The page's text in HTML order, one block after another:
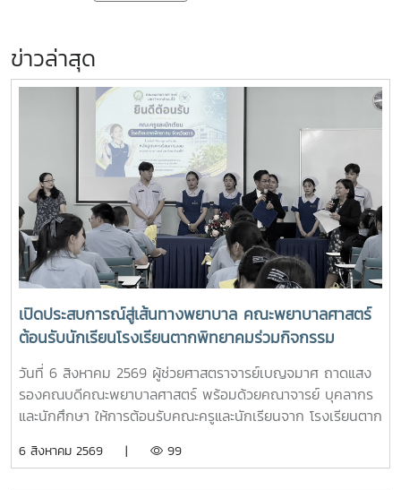
ข่าวล่าสุด
เปิดประสบการณ์สู่เส้นทางพยาบาล คณะพยาบาลศาสตร์
ต้อนรับนักเรียนโรงเรียนตากพิทยาคมร่วมกิจกรรม
"Future Nurse Portfolio"
วันที่ 6 สิงหาคม 2569 ผู้ช่วยศาสตราจารย์เบญจมาศ ถาดแสง
รองคณบดีคณะพยาบาลศาสตร์ พร้อมด้วยคณาจารย์ บุคลากร
และนักศึกษา ให้การต้อนรับคณะครูและนักเรียนจาก โรงเรียนตาก
ศึกษาต่อด้านพยาบาลศาสตร์ ณ ห้อง E403 ชั้น 4ในการนี้ ผู้
6 สิงหาคม 2569 | 99